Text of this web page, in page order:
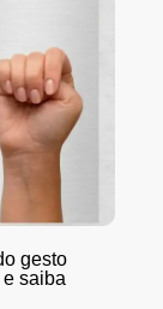
gesto
saiba